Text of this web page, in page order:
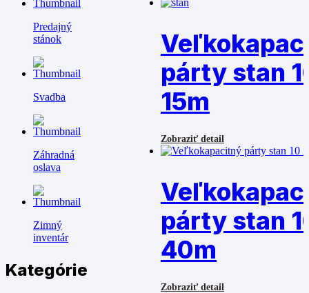
Predajný
stánok
Svadba
Záhradná
oslava
Zimný
inventár
Kategórie
párty stan
15m
Zobraziť detail
párty stan
40m
Zobraziť detail